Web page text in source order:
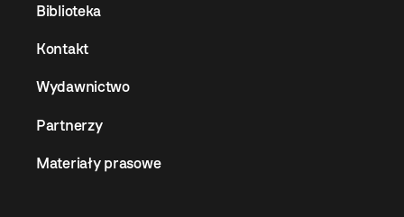
Biblioteka
Kontakt
Wydawnictwo
Partnerzy
Materiały prasowe